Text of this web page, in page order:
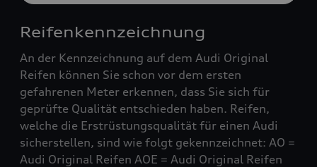
Reifenkennzeichnung
An der Kennzeichnung auf dem Audi Original
Reifen können Sie schon vor dem ersten
gefahrenen Meter erkennen, dass Sie sich für
geprüfte Qualität entschieden haben. Reifen,
welche die Erstrüstungsqualität für einen Audi
sicherstellen, sind wie folgt gekennzeichnet: AO =
Audi Original Reifen AOE = Audi Original Reifen